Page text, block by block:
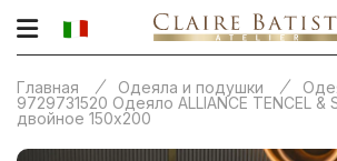
Главная Одеяла и подушки
9729731520 Одеяло ALLIANCE TENCEL &
двойное 150х200